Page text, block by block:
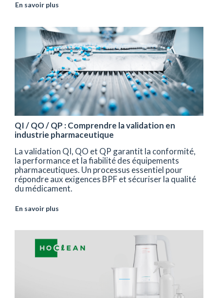
En savoir plus
QI / QO / QP : Comprendre la validation en
industrie pharmaceutique
La validation QI, QO et QP garantit la conformité,
la performance et la fiabilité des équipements
pharmaceutiques. Un processus essentiel pour
répondre aux exigences BPF et sécuriser la qualité
du médicament.
En savoir plus